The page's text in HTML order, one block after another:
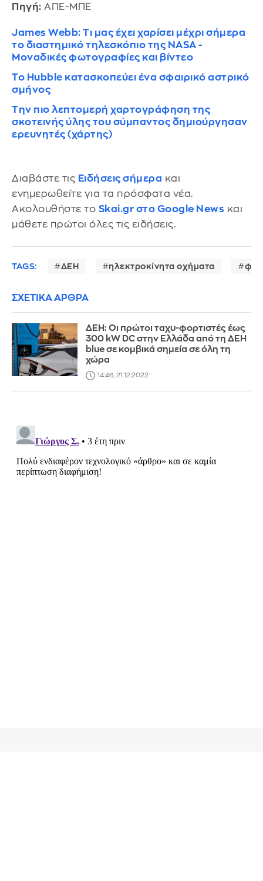
Πηγή: ΑΠΕ-ΜΠΕ
James Webb: Τι μας έχει χαρίσει μέχρι σήμερα
το διαστημικό τηλεσκόπιο της NASA -
Μοναδικές φωτογραφίες και βίντεο
Το Hubble κατασκοπεύει ένα σφαιρικό αστρικό
σμήνος
Την πιο λεπτομερή χαρτογράφηση της
σκοτεινής ύλης του σύμπαντος δημιούργησαν
ερευνητές (χάρτης)
Διαβάστε τις Ειδήσεις σήμερα και
ενημερωθείτε για τα πρόσφατα νέα.
Ακολουθήστε το Skai.gr στο Google News και
μάθετε πρώτοι όλες τις ειδήσεις.
TAGS: ΔΕΗ ηλεκτροκίνητα οχήματα
ΣΧΕΤΙΚΑ ΑΡΘΡΑ
ΔΕΗ: Oι πρώτοι ταχυ-φορτιστές έως
300 kW DC στην Ελλάδα από τη ΔΕΗ
blue σε κομβικά σημεία σε όλη τη
χώρα
14:46, 21.12.2022